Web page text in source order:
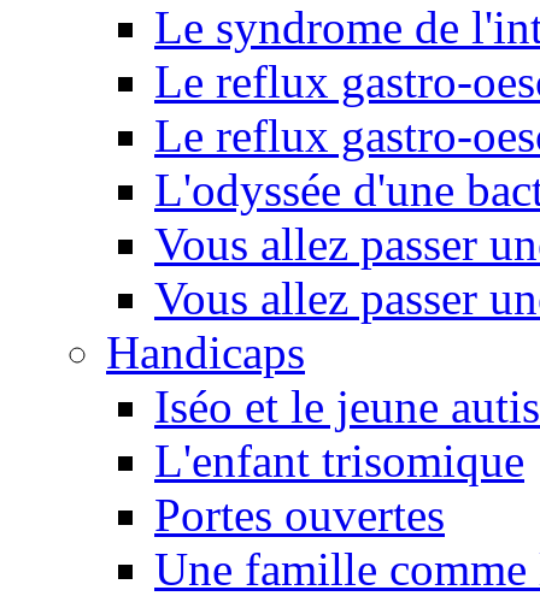
Le syndrome de
Le reflux gastro-
Le reflux gastro-
L'odyssée d'une
Vous allez passer
Vous allez passer
Handicaps
Iséo et le jeune
L'enfant trisomique
Portes ouvertes
Une famille comme